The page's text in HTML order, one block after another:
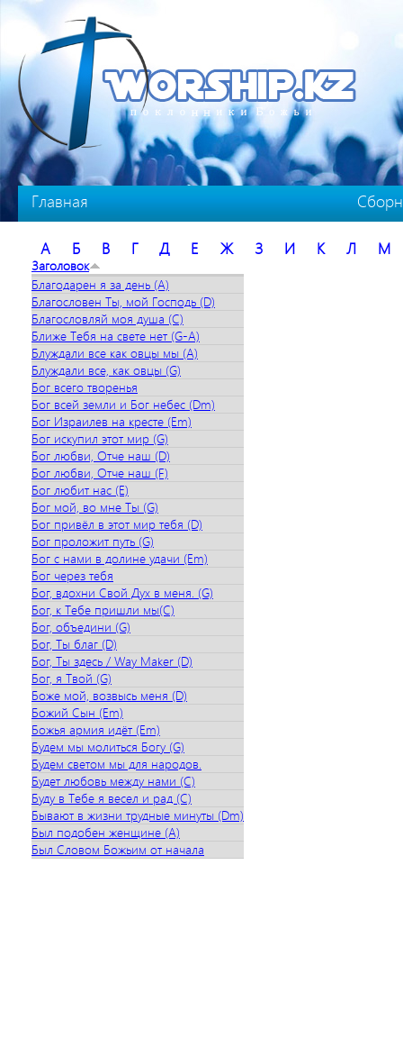
Перейти к основному содержанию
Главная
А Б В Г Д Е Ж З И К Л М
Заголовок
Благодарен я за день (A)
Благословен Ты, мой Господь (D)
Благословляй моя душа (C)
Ближе Тебя на свете нет (G-A)
Блуждали все как овцы мы (A)
Блуждали все, как овцы (G)
Бог всего творенья
Бог всей земли и Бог небес (Dm)
Бог Израилев на кресте (Em)
Бог искупил этот мир (G)
Бог любви, Отче наш (D)
Бог любви, Отче наш (F)
Бог любит нас (E)
Бог мой, во мне Ты (G)
Бог привёл в этот мир тебя (D)
Бог проложит путь (G)
Бог с нами в долине удачи (Em)
Бог через тебя
Бог, вдохни Свой Дух в меня. (G)
Бог, к Тебе пришли мы(С)
Бог, объедини (G)
Бог, Ты благ (D)
Бог, Ты здесь / Way Maker (D)
Бог, я Твой (G)
Боже мой, возвысь меня (D)
Божий Сын (Em)
Божья армия идёт (Em)
Будем мы молиться Богу (G)
Будем светом мы для народов.
Будет любовь между нами (C)
Буду в Тебе я весел и рад (C)
Бывают в жизни трудные минуты (Dm)
Был подобен женщине (A)
Был Словом Божьим от начала